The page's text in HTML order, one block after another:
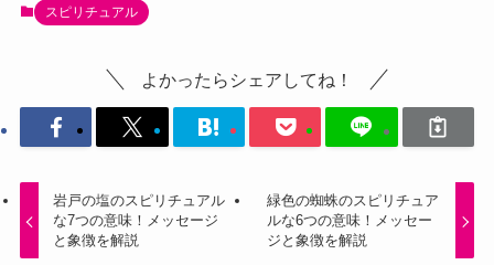
スピリチュアル
よかったらシェアしてね！
岩戸の塩のスピリチュアル
な7つの意味！メッセージ
と象徴を解説
緑色の蜘蛛のスピリチュア
ルな6つの意味！メッセー
ジと象徴を解説